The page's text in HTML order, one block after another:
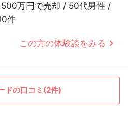
万円で売却 / 50代男性 /
件
この方の体験談をみる
ドの口コミ(2件)